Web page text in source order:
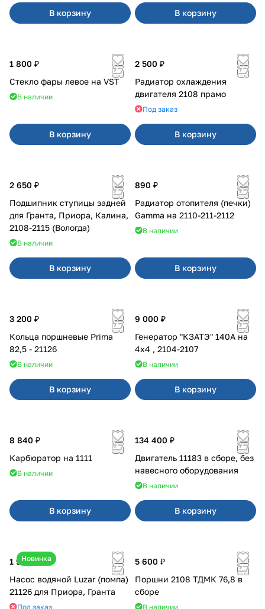
В корзину В корзину
1 800 ₽
Стекло фары левое на VST
В наличии
В корзину
2 500 ₽
Радиатор охлаждения
двигателя 2108 прамо
Под заказ
В корзину
2 650 ₽
Подшипник ступицы задней
для Гранта, Приора, Калина,
2108-2115 (Вологда)
В наличии
В корзину
890 ₽
Радиатор отопителя (печки)
Gamma на 2110-211-2112
В наличии
В корзину
3 200 ₽
Кольца поршневые Prima
82,5 - 21126
В наличии
В корзину
9 000 ₽
Генератор "КЗАТЭ" 140А на
4x4 , 2104-2107
В наличии
В корзину
8 840 ₽
Карбюратор на 1111
В наличии
В корзину
134 400 ₽
Двигатель 11183 в сборе, без
навесного оборудования
В наличии
В корзину
Новинка
1 990 ₽
Насос водяной Luzar (помпа)
21126 для Приора, Гранта
Под заказ
5 600 ₽
Поршни 2108 ТДМК 76,8 в
сборе
В наличии